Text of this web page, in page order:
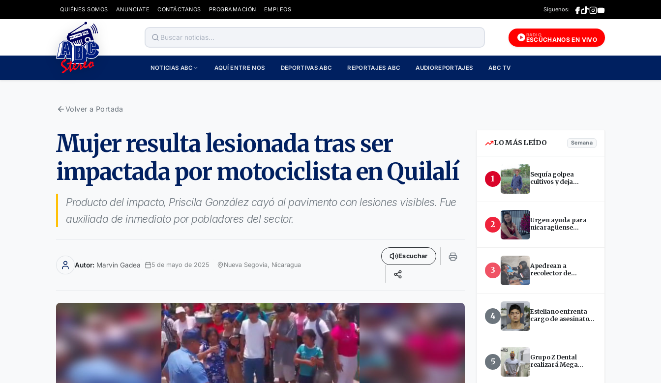
QUIÉNES SOMOS ANUNCIATE CONTÁCTANOS PROGRAMACIÓN EMPLEOS Síguenos:
RADIO
ESCÚCHANOS EN VIVO
NOTICIAS ABC AQUÍ ENTRE NOS DEPORTIVAS ABC REPORTAJES ABC AUDIOREPORTAJES ABC TV
Volver a Portada
Mujer resulta lesionada tras ser
impactada por motociclista en Quilalí
Producto del impacto, Priscila González cayó al pavimento con lesiones visibles. Fue
auxiliada de inmediato por pobladores del sector.
Autor: Marvin Gadea 5 de mayo de 2025 Nueva Segovia, Nicaragua
Escuchar
LO MÁS LEÍDO Semana
1
Sequía golpea
cultivos y deja
2
Urgen ayuda para
nicaragüense
3
Apedrean a
recolector de
4
Esteliano enfrenta
cargo de asesinato
5
Grupo Z Dental
realizará Mega